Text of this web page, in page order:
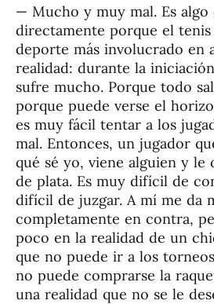
— Mucho y muy mal. Es algo
directamente porque el tenis
deporte más involucrado en
realidad: durante la
sufre mucho. Porque todo
porque puede verse el
es muy fácil tentar a los
mal. Entonces, un jugador
qué sé yo, viene alguien y
de plata. Es muy difícil de
difícil de juzgar. A mí me da
completamente en contra,
poco en la realidad de un
que no puede ir a los
no puede comprarse la
una realidad que no se le